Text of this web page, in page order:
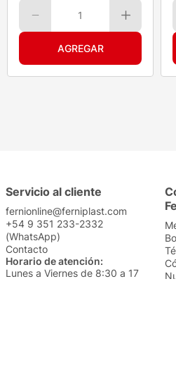
1
Servicio al cliente
fernionline@ferniplast.com
+54 9 351 233-2332
(WhatsApp)
Contacto
Horario de atención:
Lunes a Viernes de 8:30 a 17